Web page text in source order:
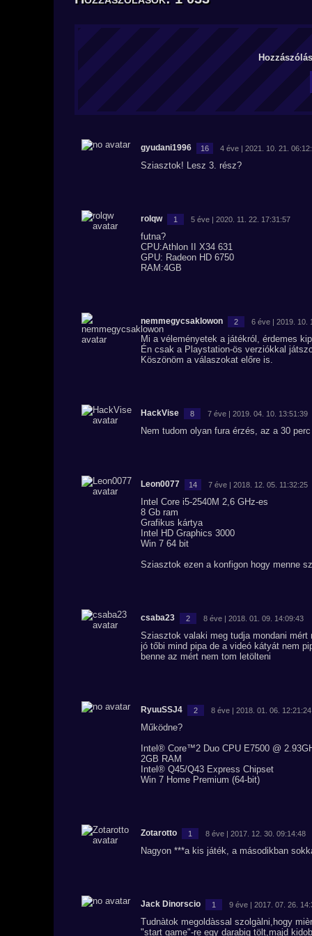
gyudani1996 16 4 éve | 2021. 10. 21.
Sziasztok! Lesz 3. rész?
rolqw 1 5 éve | 2020. 11. 22. 17:31:57
futna?
CPU:Athlon II X34 631
GPU: Radeon HD 6750
RAM:4GB
nemmegycsaklowon 2 6 éve | 2019. 10.
Mi a véleményetek a játékról, érdemes
Én csak a Playstation-ös verziókkal
Köszönöm a válaszokat előre is.
HackVise 8 7 éve | 2019. 04. 10. 13:51:39
Nem tudom olyan fura érzés, az a 30
Leon0077 14 7 éve | 2018. 12. 05. 11:32:25
Intel Core i5-2540M 2,6 GHz-es
8 Gb ram
Grafikus kártya
Intel HD Graphics 3000
Win 7 64 bit
Sziasztok ezen a konfigon hogy menne
csaba23 2 8 éve | 2018. 01. 09. 14:09:43
Sziasztok valaki meg tudja mondani
jó tőbi mind pipa de a videó kátyát nem
benne az mért nem tom letölteni
RyuuSSJ4 2 8 éve | 2018. 01. 06. 12:21:24
Működne?
Intel® Core™2 Duo CPU E7500 @
2GB RAM
Intel® Q45/Q43 Express Chipset
Win 7 Home Premium (64-bit)
Zotarotto 1 8 éve | 2017. 12. 30. 09:14:48
Nagyon ***a kis játék, a másodikban
Jack Dinorscio 1 9 éve | 2017. 07. 26.
Tudnàtok megoldàssal szolgàlni,hogy
"start game"-re egy darabig tölt,majd